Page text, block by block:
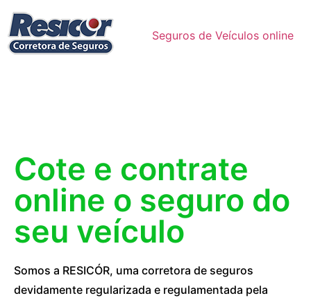
Seguros de Veículos online
Cote e contrate
online o seguro do
seu veículo
Somos a RESICÓR, uma corretora de seguros
devidamente regularizada e regulamentada pela